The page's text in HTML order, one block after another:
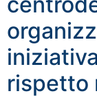
rispetto